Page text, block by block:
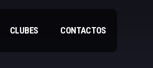
CLUBES CONTACTOS